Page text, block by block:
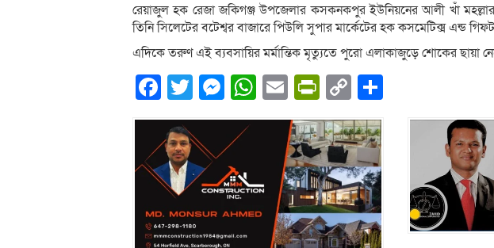
রেয়াজুল হক রেজা জকিগঞ্জ উপজেলার কসকনকপুর ইউনিয়নের আলী খাঁ
তিনি সিলেটের বটেশ্বর বাজারে পিউলি সুপার মার্কেটের হক কসমেটিক্স এন্ড গিফট
এদিকে তরুণ এই ব্যবসায়ির মর্মান্তিক মৃত্যুতে পুরো এলাকাজুড়ে শোকের ছায়া
Facebook
Twitter
Messenger
WhatsApp
EmailPrintFriendly
Copy
Link